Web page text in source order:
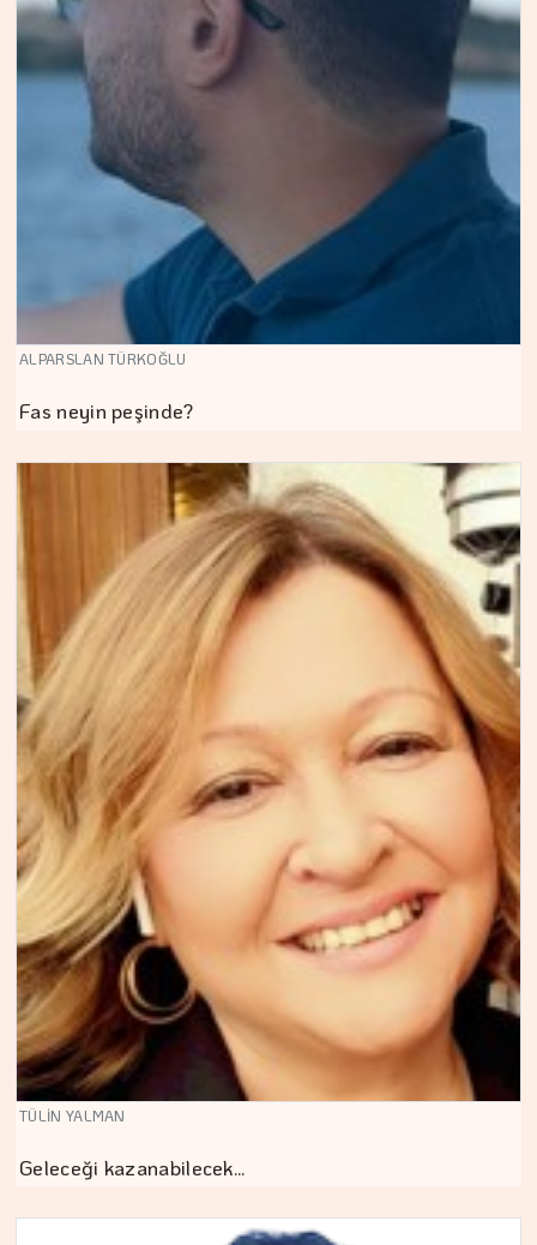
ALPARSLAN TÜRKOĞLU
Fas neyin peşinde?
TÜLİN YALMAN
Geleceği kazanabilecek…